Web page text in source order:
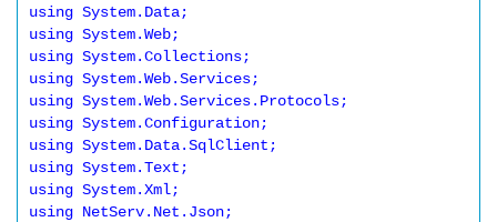
using System.Data;
using System.Web;
using System.Collections;
using System.Web.Services;
using System.Web.Services.Protocols;
using System.Configuration;
using System.Data.SqlClient;
using System.Text;
using System.Xml;
using NetServ.Net.Json;